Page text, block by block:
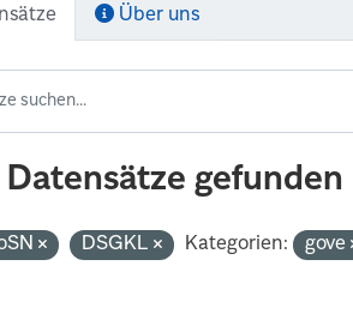
Über uns
Datensätze gefunden
DSGKL Kategorien: gove